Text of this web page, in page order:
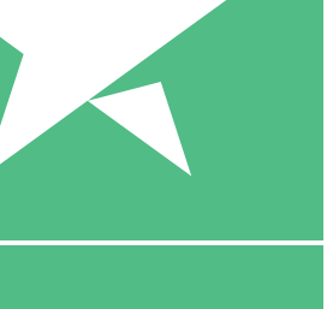
1 Download
10
US$1500